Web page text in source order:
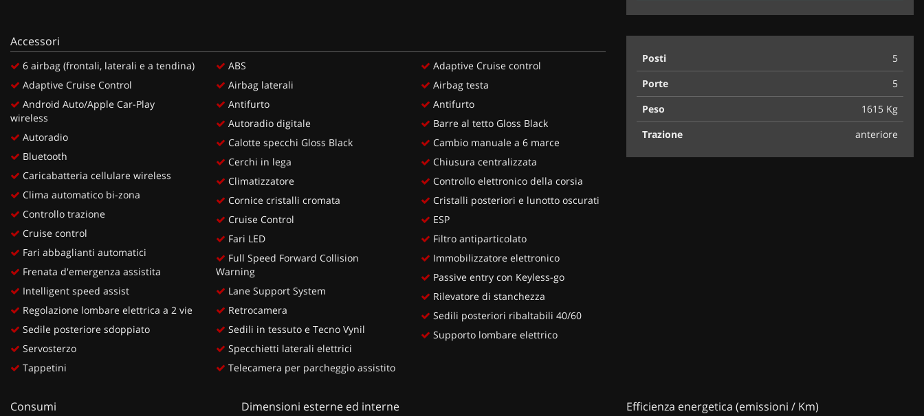
Accessori
6 airbag (frontali, laterali e a tendina)
Adaptive Cruise Control
Android Auto/Apple Car-Play
wireless
Autoradio
Bluetooth
Caricabatteria cellulare wireless
Clima automatico bi-zona
Controllo trazione
Cruise control
Fari abbaglianti automatici
Frenata d'emergenza assistita
Intelligent speed assist
Regolazione lombare elettrica a 2 vie
Sedile posteriore sdoppiato
Servosterzo
Tappetini
ABS
Airbag laterali
Antifurto
Autoradio digitale
Calotte specchi Gloss Black
Cerchi in lega
Climatizzatore
Cornice cristalli cromata
Cruise Control
Fari LED
Full Speed Forward Collision
Warning
Lane Support System
Retrocamera
Sedili in tessuto e Tecno Vynil
Specchietti laterali elettrici
Telecamera per parcheggio assistito
Adaptive Cruise control
Airbag testa
Antifurto
Barre al tetto Gloss Black
Cambio manuale a 6 marce
Chiusura centralizzata
Controllo elettronico della corsia
Cristalli posteriori e lunotto oscurati
ESP
Filtro antiparticolato
Immobilizzatore elettronico
Passive entry con Keyless-go
Rilevatore di stanchezza
Sedili posteriori ribaltabili 40/60
Supporto lombare elettrico
Posti
5
Porte
5
Peso
1615 Kg
Trazione
anteriore
Consumi Dimensioni esterne ed interne Efficienza energetica (emissioni / Km)